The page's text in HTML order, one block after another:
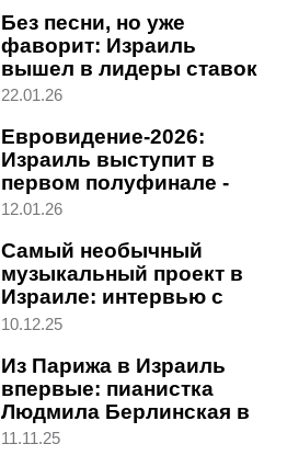
Без песни, но уже
фаворит: Израиль
вышел в лидеры ставок
на Евровидение-2026
22.01.26
Евровидение-2026:
Израиль выступит в
первом полуфинале -
кто соперники
12.01.26
Самый необычный
музыкальный проект в
Израиле: интервью с
дирижером Рои
10.12.25
Из Парижа в Израиль
впервые: пианистка
Людмила Берлинская в
откровенном интервью
11.11.25